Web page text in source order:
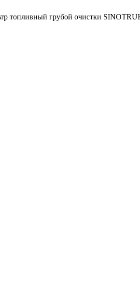
топливный грубой очистки